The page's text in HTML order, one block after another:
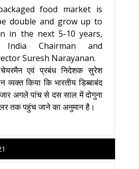
food market is
double and grow up to
in the next 5-10 years,
Chairman and
Suresh Narayanan.
एवं प्रबंध निदेशक सुरेश
व्यक्त किया कि भारतीय डिब्बाबंद
अगले पांच से दस साल में दोगुना
तक पहुंच जाने का अनुमान है।